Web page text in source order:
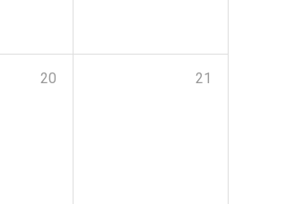
20 21